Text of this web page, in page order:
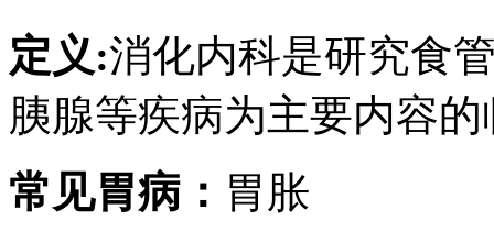
定义:消化内科是研究食
胰腺等疾病为主要内容
常见胃病： 胃胀